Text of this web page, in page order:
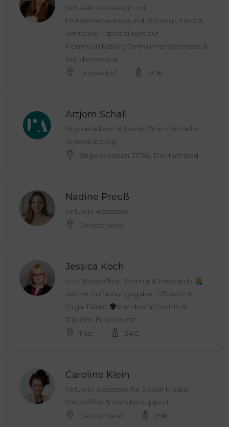
Virtuelle Assistentin mit
Hotelleriebackground, Struktur, Herz &
Weitblick – spezialisiert auf
Kommunikation, Terminmanagement &
Kundenservice
Düsseldorf
30€
Artjom Schall
Büroassistenz & Backoffice – Virtuelle
Unterstützung
Engelskirchen 51766, Deutschland
Nadine Preuß
Virtuelle Assistenz
Deutschland
Jessica Koch
VA - Backoffice, Writing & Research
rasche Auffassungsgabe, Effizienz &
Orga-Talent
Handelsfachwirtin &
Diplom-Finanzwirtin
Trier
34€
Caroline Klein
Virtuelle Assistenz für Social Media,
Backoffice & Kundensupport
Deutschland
25€